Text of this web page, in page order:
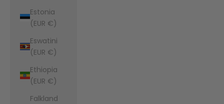
Estonia
(EUR €)
Eswatini
(EUR €)
Ethiopia
(EUR €)
Falkland